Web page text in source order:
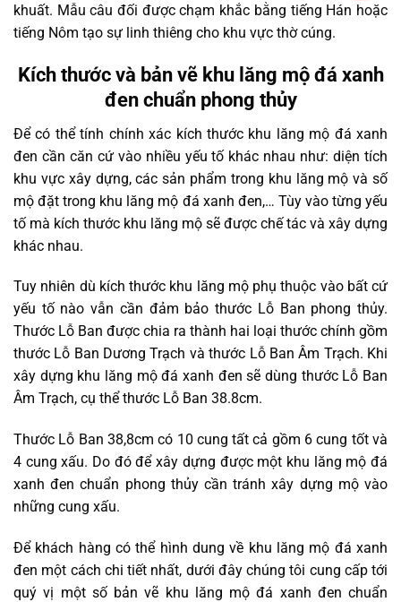
khuất. Mẫu câu đối được chạm khắc bằng tiếng Hán hoặc
tiếng Nôm tạo sự linh thiêng cho khu vực thờ cúng.
Kích thước và bản vẽ khu lăng mộ đá xanh
đen chuẩn phong thủy
Để có thể tính chính xác kích thước khu lăng mộ đá xanh
đen cần căn cứ vào nhiều yếu tố khác nhau như: diện tích
khu vực xây dựng, các sản phẩm trong khu lăng mộ và số
mộ đặt trong khu lăng mộ đá xanh đen,… Tùy vào từng yếu
tố mà kích thước khu lăng mộ sẽ được chế tác và xây dựng
khác nhau.
Tuy nhiên dù kích thước khu lăng mộ phụ thuộc vào bất cứ
yếu tố nào vẫn cần đảm bảo thước Lỗ Ban phong thủy.
Thước Lỗ Ban được chia ra thành hai loại thước chính gồm
thước Lỗ Ban Dương Trạch và thước Lỗ Ban Âm Trạch. Khi
xây dựng khu lăng mộ đá xanh đen sẽ dùng thước Lỗ Ban
Âm Trạch, cụ thể thước Lỗ Ban 38.8cm.
Thước Lỗ Ban 38,8cm có 10 cung tất cả gồm 6 cung tốt và
4 cung xấu. Do đó để xây dựng được một khu lăng mộ đá
xanh đen chuẩn phong thủy cần tránh xây dựng mộ vào
những cung xấu.
Để khách hàng có thể hình dung về khu lăng mộ đá xanh
đen một cách chi tiết nhất, dưới đây chúng tôi cung cấp tới
quý vị một số bản vẽ khu lăng mộ đá xanh đen chuẩn